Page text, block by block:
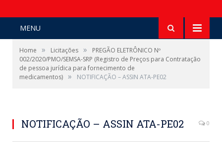
MENU
Home » Licitações »
PREGÃO ELETRÔNICO Nº
002/2020/PMO/SEMSA-SRP (Registro de Preços para Contratação
de pessoa jurídica para fornecimento de
medicamentos) » NOTIFICAÇÃO – ASSIN ATA-PE02
NOTIFICAÇÃO – ASSIN ATA-PE02 0